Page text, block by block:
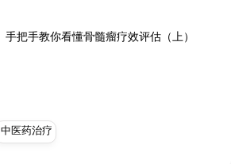
手把手教你看懂骨髓瘤疗效评估（上）
中医药治疗